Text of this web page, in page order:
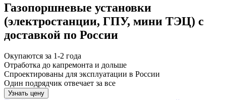
Газопоршневые установки
(электростанции, ГПУ, мини ТЭЦ) с
доставкой по России
Окупаются за 1-2 года
Отработка до капремонта и дольше
Спроектированы для эксплуатации в России
Один подрядчик отвечает за все
Узнать цену